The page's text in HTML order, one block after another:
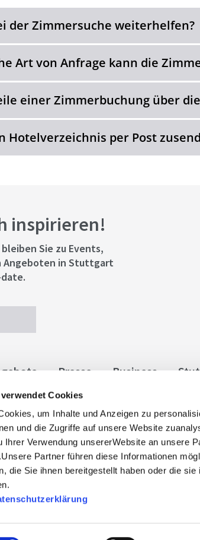
Cookies
um Inhalte und Anzeigen zu
und die Zugriffe auf unsere Website
Ihrer Verwendung unsererWebsite an unsere
Partner führen diese Informationen
die Sie ihnen bereitgestellt haben oder die
der Zimmersuche weiterhelfen?
Art von Anfrage kann die
einer Zimmerbuchung über
Hotelverzeichnis per Post
inspirieren!
Sie zu Events,
Angeboten in Stuttgart
Presse Business
GmbH, info@stuttgart-tourist.de
stuttgart.de sind die